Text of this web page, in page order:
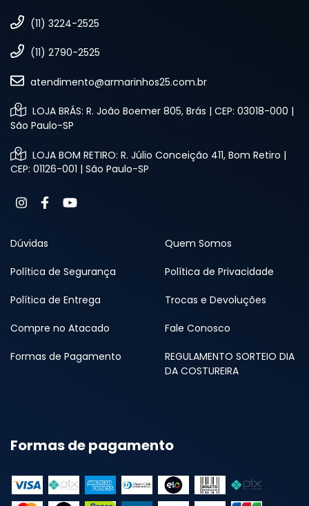
(11) 3224-2525
(11) 2790-2525
atendimento@armarinhos25.com.br
LOJA BRÁS: R. João Boemer 805, Brás | CEP: 03018-000 |
São Paulo-SP
LOJA BOM RETIRO: R. Júlio Conceição 411, Bom Retiro |
CEP: 01126-001 | São Paulo-SP
Dúvidas Quem Somos
Política de Segurança Política de Privacidade
Política de Entrega Trocas e Devoluções
Compre no Atacado Fale Conosco
Formas de Pagamento
REGULAMENTO SORTEIO DIA
DA COSTUREIRA
Formas de pagamento